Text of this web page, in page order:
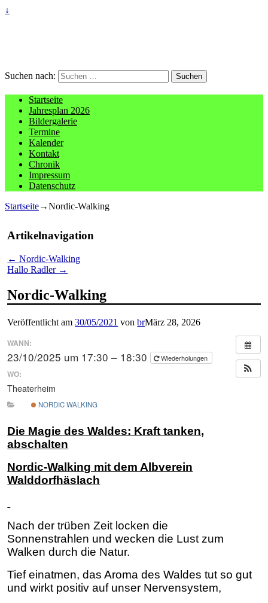
↓
Suchen nach:
Startseite
Jahresplan 2026
Bildergalerie
Termine
Kalender
Kontakt
Chronik
Impressum
Datenschutz
Startseite→Nordic-Walking
Artikelnavigation
← Nordic-Walking
Hallo Radler →
Nordic-Walking
Veröffentlicht am30/05/2021 vonbrMärz 28, 2026
WANN:
23/10/2025 um 17:30 – 18:30 Wiederholungen
WO:
Theaterheim
NORDIC WALKING
Die Magie des Waldes: Kraft tanken,
abschalten
Nordic-Walking mit dem Albverein
Walddorfhäslach
Nach der trüben Zeit locken die
Sonnenstrahlen und wecken die Lust zum
Walken durch die Natur.
Tief einatmen, das Aroma des Waldes tut so gut
und wirkt positiv auf unser Nervensystem,